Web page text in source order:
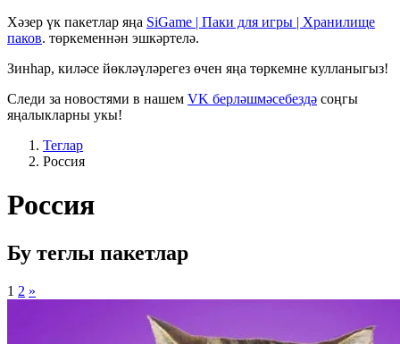
Хәзер үк пакетлар яңа SiGame | Паки для игры | Хранилище
паков. төркеменнән эшкәртелә.
Зинһар, киләсе йөкләүләрегез өчен яңа төркемне кулланыгыз!
Следи за новостями в нашем VK берләшмәсебездә соңгы
яңалыкларны укы!
Теглар
Россия
Россия
Бу теглы пакетлар
1 2 »